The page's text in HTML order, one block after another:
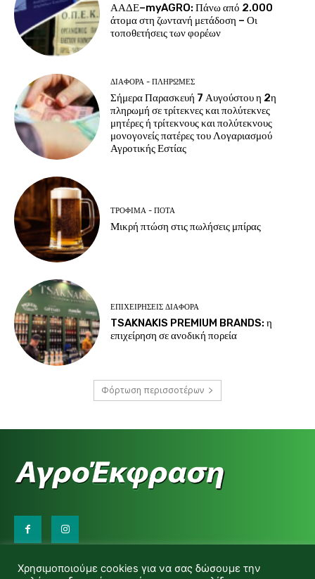
ΑΑΔΕ–myAGRO: Πάνω από 2.000
άτομα στη ζωντανή μετάδοση – Οι
τοποθετήσεις των φορέων
ΔΙΆΦΟΡΑ - ΠΛΗΡΩΜΈΣ
Σήμερα Παρασκευή 7 Αυγούστου η 2η
πληρωμή σε τρίτεκνες και πολύτεκνες
μητέρες ή τρίτεκνους και πολύτεκνους
μονογονείς πατέρες του Λογαριασμού
Αγροτικής Εστίας
ΤΡΌΦΙΜΑ - ΠΟΤΆ
Μικρή πτώση στις πωλήσεις μπίρας
ΕΠΙΧΕΙΡΉΣΕΙΣ ΔΙΆΦΟΡΑ
TSAKNAKIS PREMIUM BRANDS: η
επιχείρηση σε ανοδική πορεία
Φόρτωση περισσοτέρων
d.makas@yahoo.gr
Χρησιμοποιούμε cookies για να σας δώσουμε την